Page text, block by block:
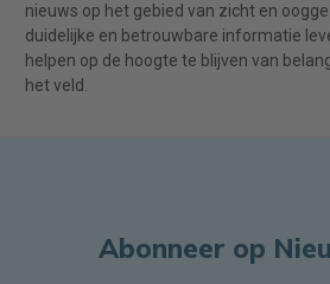
nieuws op het gebied van zicht en
duidelijke en betrouwbare informatie
helpen op de hoogte te blijven van
het veld.
Abonneer op